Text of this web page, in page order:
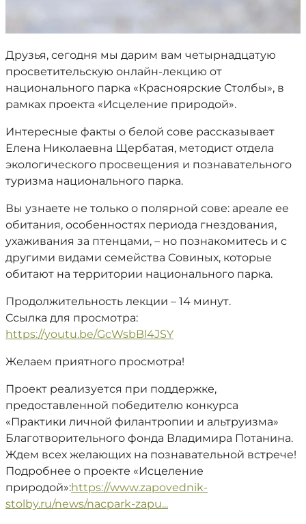
Друзья, сегодня мы дарим вам четырнадцатую
просветительскую онлайн-лекцию от
национального парка «Красноярские Столбы», в
рамках проекта «Исцеление природой».
Интересные факты о белой сове рассказывает
Елена Николаевна Щербатая, методист отдела
экологического просвещения и познавательного
туризма национального парка.
Вы узнаете не только о полярной сове: ареале ее
обитания, особенностях периода гнездования,
ухаживания за птенцами, – но познакомитесь и с
другими видами семейства Совиных, которые
обитают на территории национального парка.
Продолжительность лекции – 14 минут.
Ссылка для просмотра:
https://youtu.be/GcWsbBl4JSY
Желаем приятного просмотра!
Проект реализуется при поддержке,
предоставленной победителю конкурса
«Практики личной филантропии и альтруизма»
Благотворительного фонда Владимира Потанина.
Ждем всех желающих на познавательной встрече!
Подробнее о проекте «Исцеление
природой»:https://www.zapovednik-
stolby.ru/news/nacpark-zapu...